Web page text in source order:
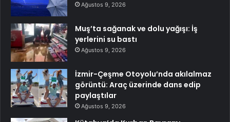
Ağustos 9, 2026
Muş’ta sağanak ve dolu yağışı: İş
yerlerini su bastı
Ağustos 9, 2026
İzmir-Çeşme Otoyolu’nda akılalmaz
görüntü: Araç üzerinde dans edip
paylaştılar
Ağustos 9, 2026